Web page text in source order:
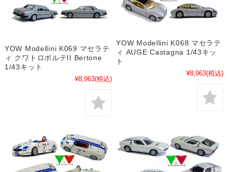
YOW Modellini K069 マセラテ
ィ クワトロポルテII Bertone
1/43キット
¥8,963(税込)
YOW Modellini K068 マセラテ
ィ AUGE Castagna 1/43キッ
ト
¥8,963(税込)